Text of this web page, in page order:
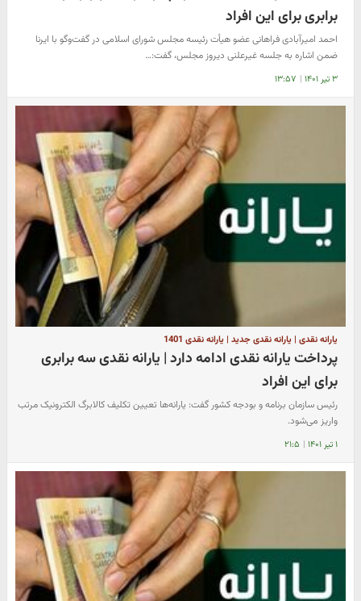
برابری برای این افراد
احمد امیرآبادی فراهانی عضو هیأت رئیسه مجلس شورای اسلامی در گفت‌وگو با ایرنا
ضمن اشاره به جلسه غیرعلنی دیروز مجلس، گفت:…
۳ تیر ۱۴۰۱ | ۱۳:۵۷
یارانه نقدی | یارانه نقدی جدید | یارانه نقدی 1401
پرداخت یارانه نقدی ادامه دارد | یارانه نقدی سه برابری
برای این افراد
رئیس سازمان برنامه و بودجه کشور گفت: یارانه‌ها تعیین تکلیف کالابرگ الکترونیک مرتب
واریز می‌شود.
۱ تیر ۱۴۰۱ | ۲۱:۵